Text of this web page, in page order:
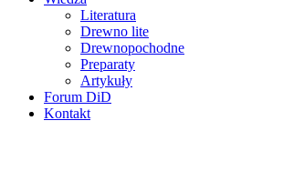
Literatura
Drewno lite
Drewnopochodne
Preparaty
Artykuły
Forum DiD
Kontakt